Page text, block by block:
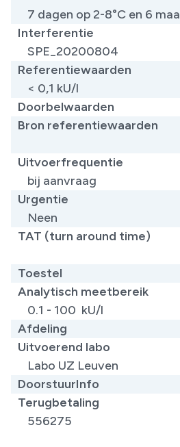
7 dagen op 2-8°C en 6
Interferentie
SPE_20200804
Referentiewaarden
< 0,1 kU/l
Doorbelwaarden
Bron referentiewaarden
Uitvoerfrequentie
bij aanvraag
Urgentie
Neen
TAT (turn around time)
Toestel
Analytisch meetbereik
0.1 - 100 kU/l
Afdeling
Uitvoerend labo
Labo UZ Leuven
DoorstuurInfo
Terugbetaling
556275